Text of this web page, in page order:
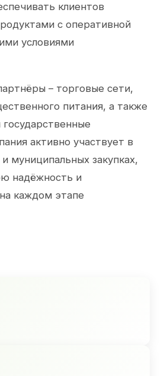
клиентов
с оперативной
условиями
– торговые сети,
питания, а также
активно участвует в
муниципальных закупках,
надёжность и
каждом этапе